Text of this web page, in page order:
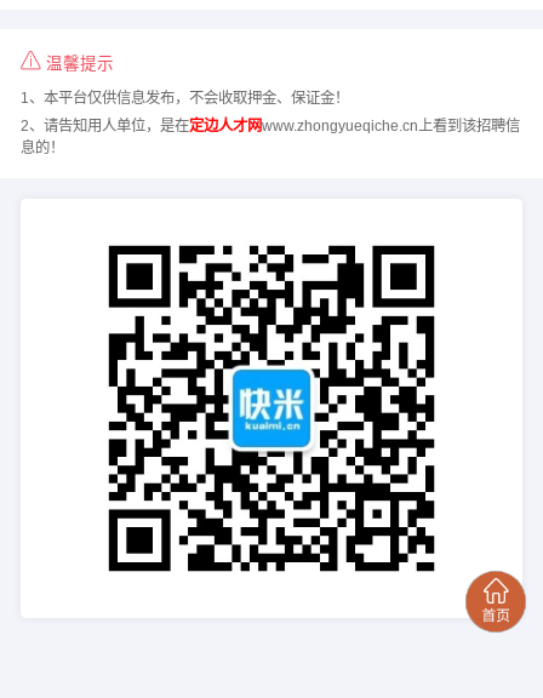
温馨提示
1、本平台仅供信息发布，不会收取押金、保证金！
2、请告知用人单位，是在定边人才网www.zhongyueqiche.cn上看到该招聘信
息的！